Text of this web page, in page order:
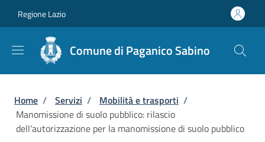
Regione Lazio
Comune di Paganico Sabino
Briciole di pane
Home / Servizi / Mobilità e trasporti /
Manomissione di suolo pubblico: rilascio
dell'autorizzazione per la manomissione di suolo pubblico